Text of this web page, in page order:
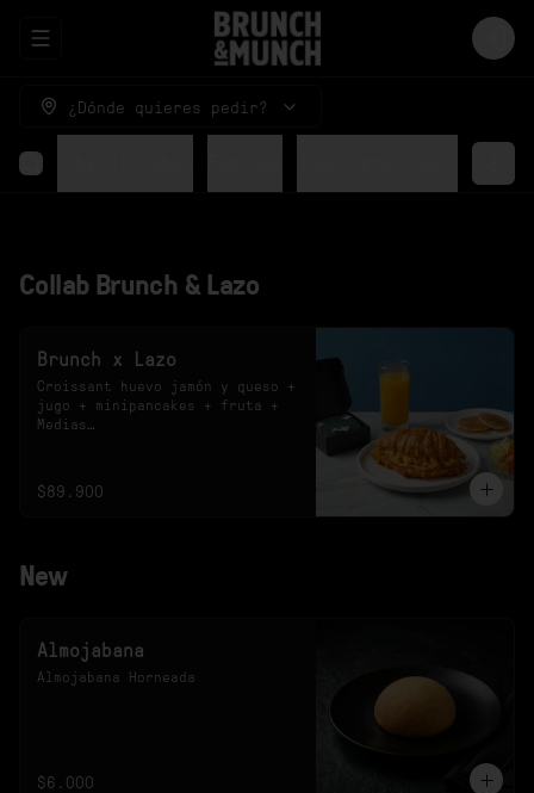
Abrir menu de navegación
¿Dónde quieres pedir?
Rolls by Cinnabon
Collab Brunch & Lazo
Brunch x Lazo
Croissant huevo jamón y queso +
jugo + minipancakes + fruta +
Medias
disponibilidad.
$89.900
New
Almojabana
Almojabana Horneada
$6.000